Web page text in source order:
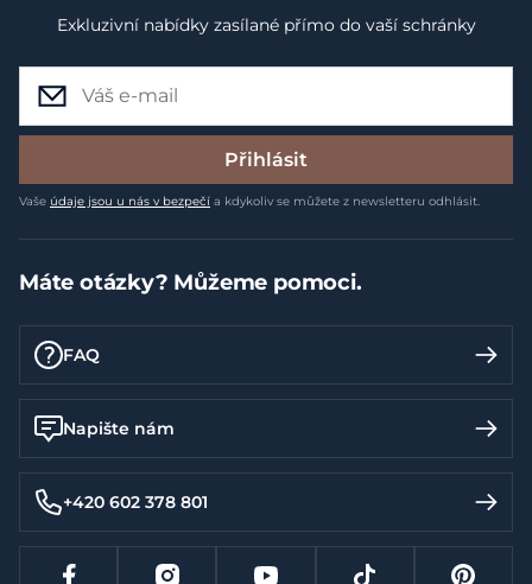
Exkluzivní nabídky zasílané přímo do vaší schránky
Přihlásit
Vaše údaje jsou u nás v bezpečí a kdykoliv se můžete z newsletteru odhlásit.
Máte otázky? Můžeme pomoci.
FAQ
Napište nám
+420 602 378 801